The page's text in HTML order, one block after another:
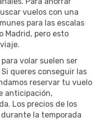
vuelos con una
para las escalas
Madrid, pero esto
volar suelen ser
queres conseguir las
reservar tu vuelo
anticipación,
Los precios de los
la temporada